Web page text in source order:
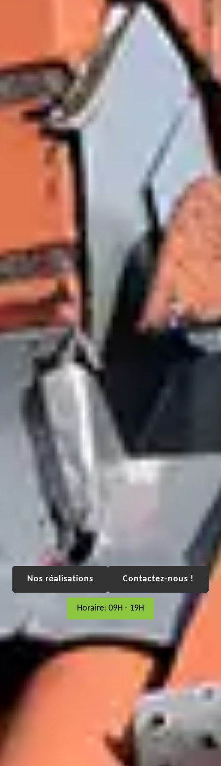
Nos réalisations Contactez-nous !
Horaire: 09H - 19H